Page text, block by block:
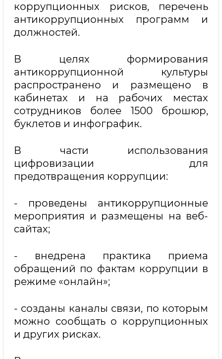
коррупционных рисков, перечень
антикоррупционных программ и
должностей.
В целях формирования
антикоррупционной культуры
распространено и размещено в
кабинетах и на рабочих местах
сотрудников более 1500 брошюр,
буклетов и инфографик.
В части использования
цифровизации для
предотвращения коррупции:
- проведены антикоррупционные
мероприятия и размещены на веб-
сайтах;
- внедрена практика приема
обращений по фактам коррупции в
режиме «онлайн»;
- созданы каналы связи, по которым
можно сообщать о коррупционных
и других рисках.